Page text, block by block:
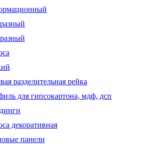
разделительная рейка
для гипсокартона, мдф, дсп
декоративная
панели